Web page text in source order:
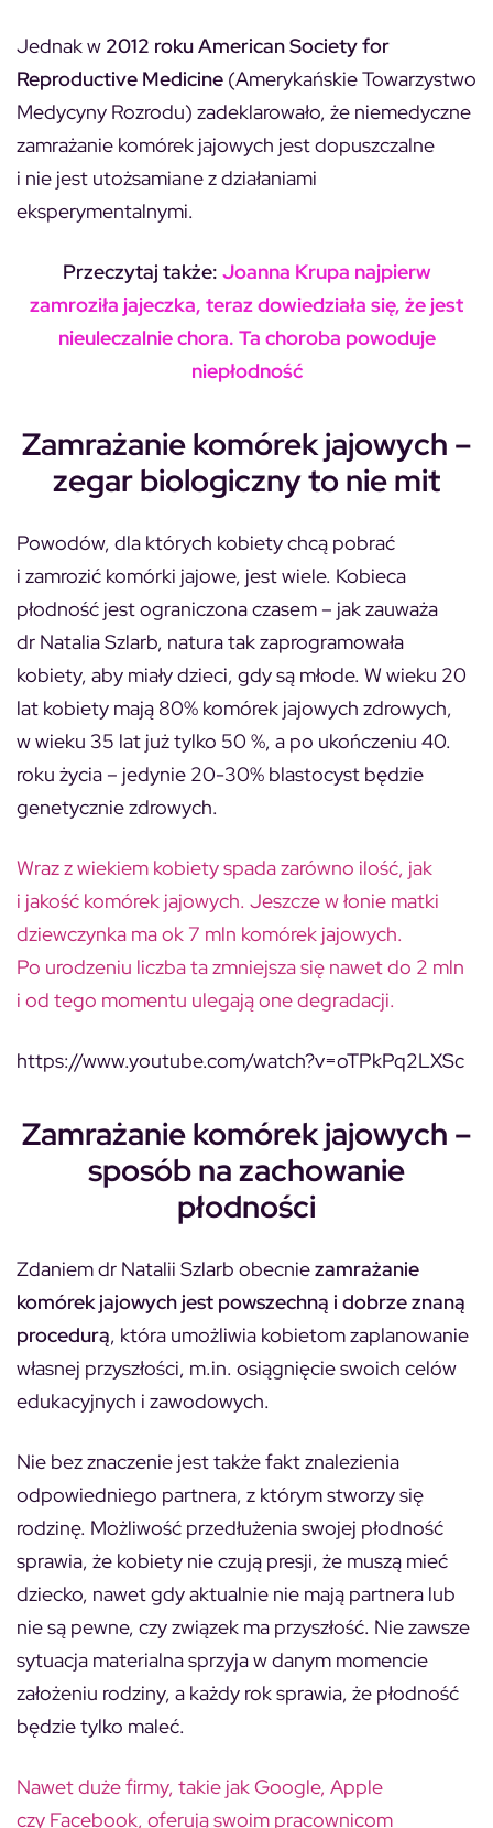
Jednak w 2012 roku American Society for
Reproductive Medicine (Amerykańskie Towarzystwo
Medycyny Rozrodu) zadeklarowało, że niemedyczne
zamrażanie komórek jajowych jest dopuszczalne
i nie jest utożsamiane z działaniami
eksperymentalnymi.
Przeczytaj także: Joanna Krupa najpierw
zamroziła jajeczka, teraz dowiedziała się, że jest
nieuleczalnie chora. Ta choroba powoduje
niepłodność
Zamrażanie komórek jajowych –
zegar biologiczny to nie mit
Powodów, dla których kobiety chcą pobrać
i zamrozić komórki jajowe, jest wiele. Kobieca
płodność jest ograniczona czasem – jak zauważa
dr Natalia Szlarb, natura tak zaprogramowała
kobiety, aby miały dzieci, gdy są młode. W wieku 20
lat kobiety mają 80% komórek jajowych zdrowych,
w wieku 35 lat już tylko 50 %, a po ukończeniu 40.
roku życia – jedynie 20-30% blastocyst będzie
genetycznie zdrowych.
Wraz z wiekiem kobiety spada zarówno ilość, jak
i jakość komórek jajowych. Jeszcze w łonie matki
dziewczynka ma ok 7 mln komórek jajowych.
Po urodzeniu liczba ta zmniejsza się nawet do 2 mln
i od tego momentu ulegają one degradacji.
https://www.youtube.com/watch?v=oTPkPq2LXSc
Zamrażanie komórek jajowych –
sposób na zachowanie
płodności
Zdaniem dr Natalii Szlarb obecniezamrażanie
komórek jajowych jest powszechną i dobrze znaną
procedurą, która umożliwia kobietom zaplanowanie
własnej przyszłości, m.in. osiągnięcie swoich celów
edukacyjnych i zawodowych.
Nie bez znaczenie jest także fakt znalezienia
odpowiedniego partnera, z którym stworzy się
rodzinę. Możliwość przedłużenia swojej płodność
sprawia, że kobiety nie czują presji, że muszą mieć
dziecko, nawet gdy aktualnie nie mają partnera lub
nie są pewne, czy związek ma przyszłość. Nie zawsze
sytuacja materialna sprzyja w danym momencie
założeniu rodziny, a każdy rok sprawia, że płodność
będzie tylko maleć.
Nawet duże firmy, takie jak Google, Apple
czy Facebook, oferują swoim pracownicom